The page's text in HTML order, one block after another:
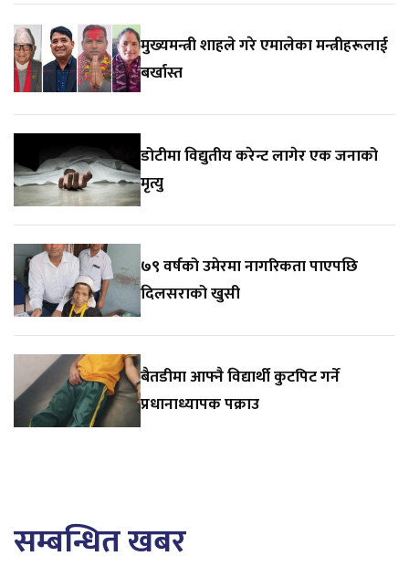
मुख्यमन्त्री शाहले गरे एमालेका मन्त्रीहरूलाई
बर्खास्त
डोटीमा विद्युतीय करेन्ट लागेर एक जनाको
मृत्यु
७९ वर्षको उमेरमा नागरिकता पाएपछि
दिलसराको खुसी
बैतडीमा आफ्नै विद्यार्थी कुटपिट गर्ने
प्रधानाध्यापक पक्राउ
सम्बन्धित खबर